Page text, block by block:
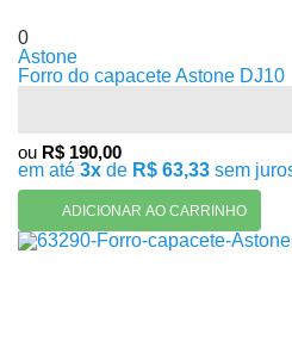
0
Astone
Forro do capacete Astone DJ10
ou R$ 190,00
em até 3x de R$ 63,33 sem
ADICIONAR AO CARRINHO